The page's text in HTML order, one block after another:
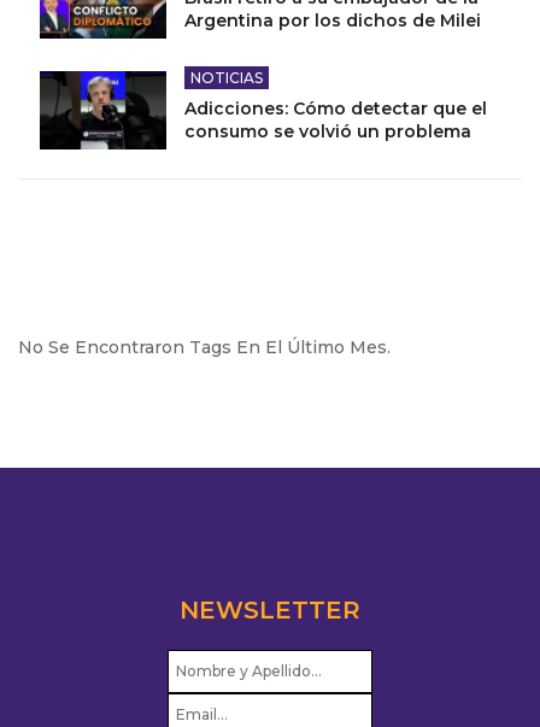
Argentina por los dichos de Milei
NOTICIAS
Adicciones: Cómo detectar que el
consumo se volvió un problema
No Se Encontraron Tags En El Último Mes.
NEWSLETTER